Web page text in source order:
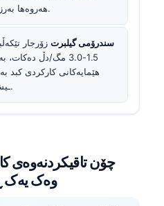
تایبەتی کاتێک CK هەروەها بەرز بێت.
سندرۆمی گیلبرت زۆرجار
1.5-3.0 مگ/دڵ
هێمایەکانی کارکردی کبد
دەبن و CBC ـیش نۆرمالە.
چۆن تاقیکردنەوەی
وەک یەک